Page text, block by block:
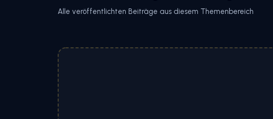
Alle veröffentlichten Beiträge aus diesem Themenbereich